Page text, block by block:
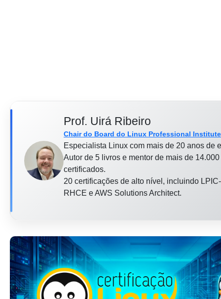
Prof. Uirá Ribeiro
Chair do Board do Linux Professional Institute
Especialista Linux com mais de 20 anos de
Autor de 5 livros e mentor de mais de
certificados.
20 certificações de alto nível, incluindo
RHCE e AWS Solutions Architect.